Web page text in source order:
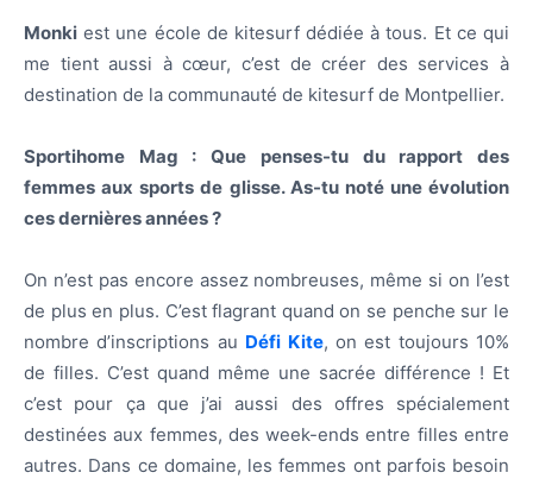
Monki est une école de kitesurf dédiée à tous. Et ce qui
me tient aussi à cœur, c’est de créer des services à
destination de la communauté de kitesurf de Montpellier.
Sportihome Mag : Que penses-tu du rapport des
femmes aux sports de glisse. As-tu noté une évolution
ces dernières années ?
On n’est pas encore assez nombreuses, même si on l’est
de plus en plus. C’est flagrant quand on se penche sur le
nombre d’inscriptions au Défi Kite, on est toujours 10%
de filles. C’est quand même une sacrée différence ! Et
c’est pour ça que j’ai aussi des offres spécialement
destinées aux femmes, des week-ends entre filles entre
autres. Dans ce domaine, les femmes ont parfois besoin